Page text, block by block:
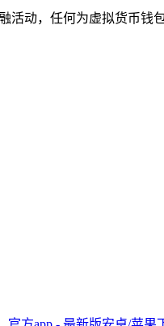
活动，任何为虚拟货币